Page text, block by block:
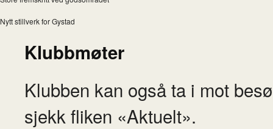
Nytt stillverk for Gystad
Klubbmøter
Klubben kan også ta i mot
sjekk fliken «Aktuelt».